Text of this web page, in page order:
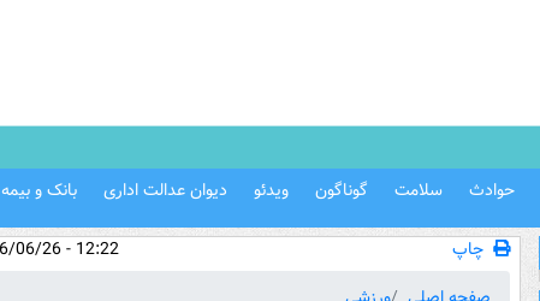
حوادث سلامت گوناگون ویدئو دیوان عدالت اداری بانک و بیمه
چاپ
12:22 - 1396/06/26